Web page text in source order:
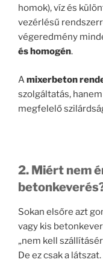
homok), víz és
vezérlésű
végeredmény
és homogén.
Amixerbeton
szolgáltatás, hanem
megfelelő
2. Miért nem
Sokan elsőre azt
vagy kis
„nem kell
De ez csak a